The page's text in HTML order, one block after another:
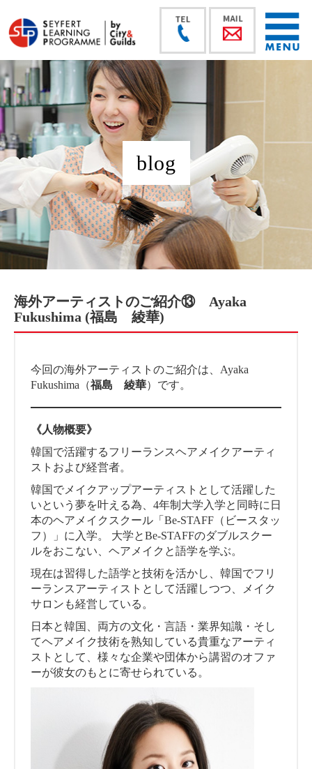
blog
海外アーティストのご紹介⑬ Ayaka
Fukushima (福島 綾華)
今回の海外アーティストのご紹介は、Ayaka
Fukushima（福島 綾華）です。
《人物概要》
韓国で活躍するフリーランスヘアメイクアーティ
ストおよび経営者。
韓国でメイクアップアーティストとして活躍した
いという夢を叶える為、4年制大学入学と同時に日
本のヘアメイクスクール「Be-STAFF（ビースタッ
フ）」に入学。 大学とBe-STAFFのダブルスクー
ルをおこない、ヘアメイクと語学を学ぶ。
現在は習得した語学と技術を活かし、韓国でフリ
ーランスアーティストとして活躍しつつ、メイク
サロンも経営している。
日本と韓国、両方の文化・言語・業界知識・そし
てヘアメイク技術を熟知している貴重なアーティ
ストとして、様々な企業や団体から講習のオファ
ーが彼女のもとに寄せられている。